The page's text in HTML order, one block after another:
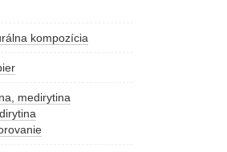
kompozícia
medirytina